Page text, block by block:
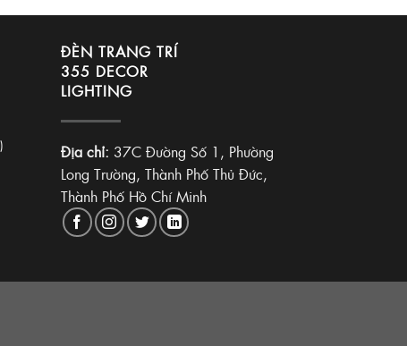
ĐÈN TRANG TRÍ
355 DECOR
LIGHTING
Địa chỉ: 37C Đường Số 1, Phường
Long Trường, Thành Phố Thủ Đức,
Thành Phố Hồ Chí Minh